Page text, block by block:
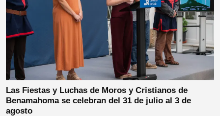
Las Fiestas y Luchas de Moros y Cristianos de
Benamahoma se celebran del 31 de julio al 3 de
agosto